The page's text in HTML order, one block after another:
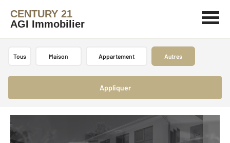
CENTURY 21
AGI Immobilier
Tous Maison Appartement Autres
Appliquer